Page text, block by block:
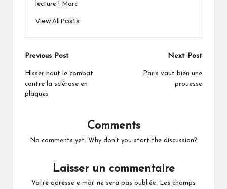
lecture ! Marc
View All Posts
Post
navigation
Previous Post
Hisser haut le combat
contre la sclérose en
plaques
Next Post
Paris vaut bien une
prouesse
Comments
No comments yet. Why don’t you start the discussion?
Laisser un commentaire
Votre adresse e-mail ne sera pas publiée.
Les champs